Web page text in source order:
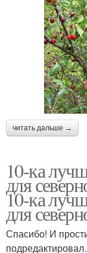
читать дальше →
10-ка
для
10-ка
для
Спасибо! И